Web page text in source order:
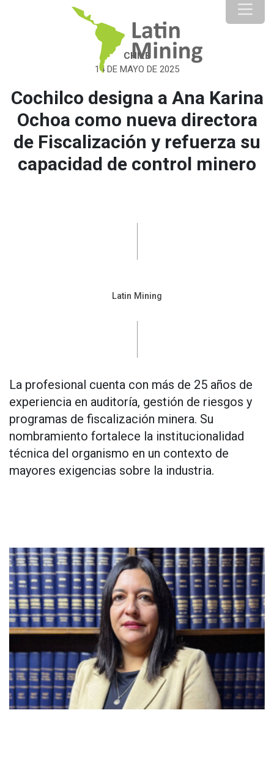
CHILE
14 DE MAYO DE 2025
Cochilco designa a Ana Karina
Ochoa como nueva directora
de Fiscalización y refuerza su
capacidad de control minero
Latin Mining
La profesional cuenta con más de 25 años de
experiencia en auditoría, gestión de riesgos y
programas de fiscalización minera. Su
nombramiento fortalece la institucionalidad
técnica del organismo en un contexto de
mayores exigencias sobre la industria.